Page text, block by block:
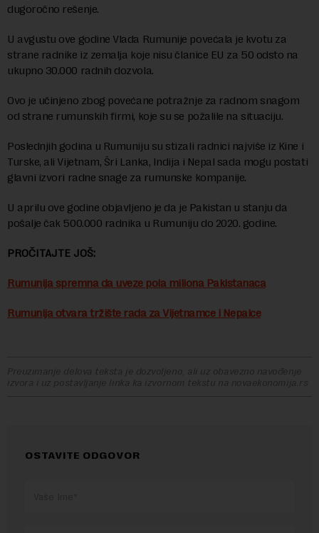
dugoročno rešenje.
U avgustu ove godine Vlada Rumunije povećala je kvotu za
strane radnike iz zemalja koje nisu članice EU za 50 odsto na
ukupno 30.000 radnih dozvola.
Ovo je učinjeno zbog povećane potražnje za radnom snagom
od strane rumunskih firmi, koje su se požalile na situaciju.
Poslednjih godina u Rumuniju su stizali radnici najviše iz Kine i
Turske, ali Vijetnam, Šri Lanka, Indija i Nepal sada mogu postati
glavni izvori radne snage za rumunske kompanije.
U aprilu ove godine objavljeno je da je Pakistan u stanju da
pošalje čak 500.000 radnika u Rumuniju do 2020. godine.
PROČITAJTE JOŠ:
Rumunija spremna da uveze pola miliona Pakistanaca
Rumunija otvara tržište rada za Vijetnamce i Nepalce
Preuzimanje delova teksta je dozvoljeno, ali uz obavezno navođenje
izvora i uz postavljanje linka ka izvornom tekstu na novaekonomija.rs
OSTAVITE ODGOVOR